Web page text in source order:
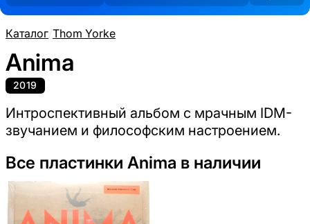
Каталог/Thom Yorke
Anima
2019
Интроспективный альбом с мрачным IDM-
звучанием и философским настроением.
Все пластинки Anima в наличии